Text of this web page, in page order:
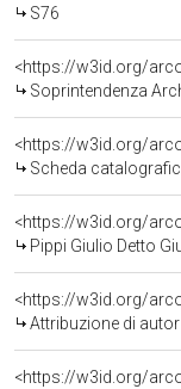
S76
<https://w3id.org/
Soprintendenza
<https://w3id.org/
Scheda
<https://w3id.org/
Pippi Giulio Detto
<https://w3id.org/
Attribuzione di
<https://w3id.org/